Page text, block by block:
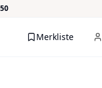
Merkliste
Merkliste ( 0)